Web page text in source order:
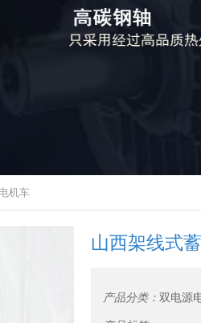
机车
山西架线式
产品分类： 双电源